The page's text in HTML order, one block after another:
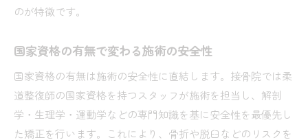
のが特徴です。
国家資格の有無で変わる施術の安全性
国家資格の有無は施術の安全性に直結します。接骨院では柔
道整復師の国家資格を持つスタッフが施術を担当し、解剖
学・生理学・運動学などの専門知識を基に安全性を最優先し
た矯正を行います。これにより、骨折や脱臼などのリスクを